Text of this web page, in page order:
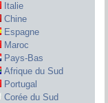
Italie
Chine
Espagne
Maroc
Pays-Bas
Afrique du Sud
Portugal
Corée du Sud